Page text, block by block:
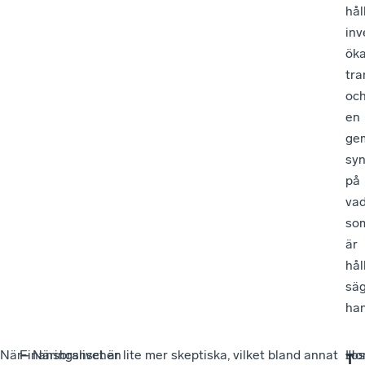
en
syn
på
är
När–
–
Finansbranschen
– Näringslivet är lite mer skeptiska, vilket bland annat –
T